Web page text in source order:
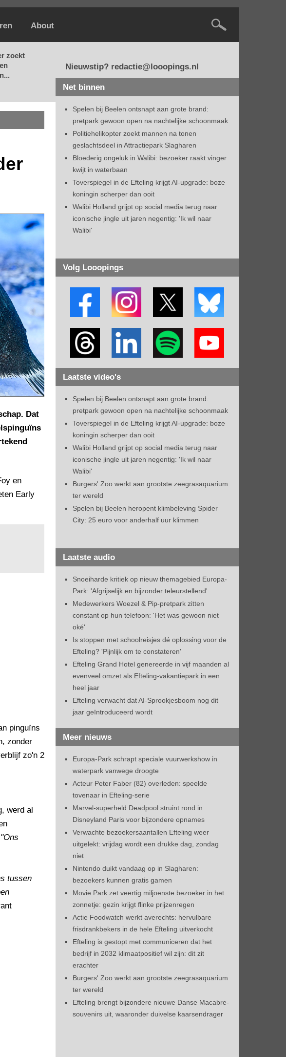
About
zoekt
Dat
en
Early
pinguïns
zonder
zo'n 2
werd al
"Ons
tussen
Nieuwstip? redactie@looopings.nl
Net binnen
Spelen bij Beelen ontsnapt aan grote brand:
pretpark gewoon open na nachtelijke schoonmaak
Politiehelikopter zoekt mannen na tonen
geslachtsdeel in Attractiepark Slagharen
Bloederig ongeluk in Walibi: bezoeker raakt vinger
kwijt in waterbaan
Toverspiegel in de Efteling krijgt AI-upgrade: boze
koningin scherper dan ooit
Walibi Holland grijpt op social media terug naar
iconische jingle uit jaren negentig: 'Ik wil naar
Walibi'
Volg Looopings
Laatste video's
Spelen bij Beelen ontsnapt aan grote brand:
pretpark gewoon open na nachtelijke schoonmaak
Toverspiegel in de Efteling krijgt AI-upgrade: boze
koningin scherper dan ooit
Walibi Holland grijpt op social media terug naar
iconische jingle uit jaren negentig: 'Ik wil naar
Walibi'
Burgers' Zoo werkt aan grootste zeegrasaquarium
ter wereld
Spelen bij Beelen heropent klimbeleving Spider
City: 25 euro voor anderhalf uur klimmen
Laatste audio
Snoeiharde kritiek op nieuw themagebied Europa-
Park: 'Afgrijselijk en bijzonder teleurstellend'
Medewerkers Woezel & Pip-pretpark zitten
constant op hun telefoon: 'Het was gewoon niet
oké'
Is stoppen met schoolreisjes dé oplossing voor de
Efteling? 'Pijnlijk om te constateren'
Efteling Grand Hotel genereerde in vijf maanden al
evenveel omzet als Efteling-vakantiepark in een
heel jaar
Efteling verwacht dat AI-Sprookjesboom nog dit
jaar geïntroduceerd wordt
Meer nieuws
Europa-Park schrapt speciale vuurwerkshow in
waterpark vanwege droogte
Acteur Peter Faber (82) overleden: speelde
tovenaar in Efteling-serie
Marvel-superheld Deadpool struint rond in
Disneyland Paris voor bijzondere opnames
Verwachte bezoekersaantallen Efteling weer
uitgelekt: vrijdag wordt een drukke dag, zondag
niet
Nintendo duikt vandaag op in Slagharen:
bezoekers kunnen gratis gamen
Movie Park zet veertig miljoenste bezoeker in het
zonnetje: gezin krijgt flinke prijzenregen
Actie Foodwatch werkt averechts: hervulbare
frisdrankbekers in de hele Efteling uitverkocht
Efteling is gestopt met communiceren dat het
bedrijf in 2032 klimaatpositief wil zijn: dit zit
erachter
Burgers' Zoo werkt aan grootste zeegrasaquarium
ter wereld
Efteling brengt bijzondere nieuwe Danse Macabre-
souvenirs uit, waaronder duivelse kaarsendrager